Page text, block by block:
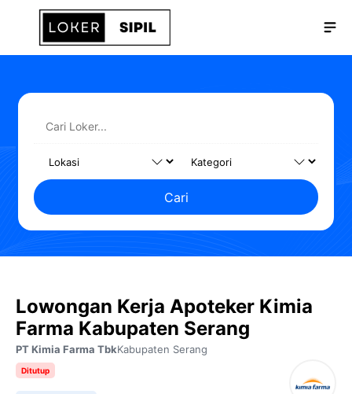
Langsung
Cari
Lowongan Kerja Apoteker Kimia
Farma Kabupaten Serang
PT Kimia Farma TbkKabupaten Serang
Ditutup